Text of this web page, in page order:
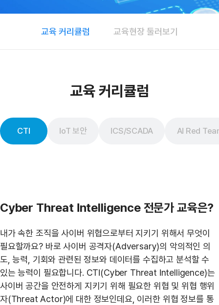
교육 커리큘럼 교육현장 둘러보기
교육 커리큘럼
CTI IoT 보안 ICS/SCADA AI Red
Cyber Threat Intelligence 전문가 교육은?
내가 속한 조직을 사이버 위협으로부터 지키기 위해서 무엇이
필요할까요? 바로 사이버 공격자(Adversary)의 악의적인 의
도, 능력, 기회와 관련된 정보와 데이터를 수집하고 분석할 수
있는 능력이 필요합니다. CTI(Cyber Threat Intelligence)는
사이버 공간을 안전하게 지키기 위해 필요한 위협 및 위협 행위
자(Threat Actor)에 대한 정보인데요, 이러한 위협 정보를 통